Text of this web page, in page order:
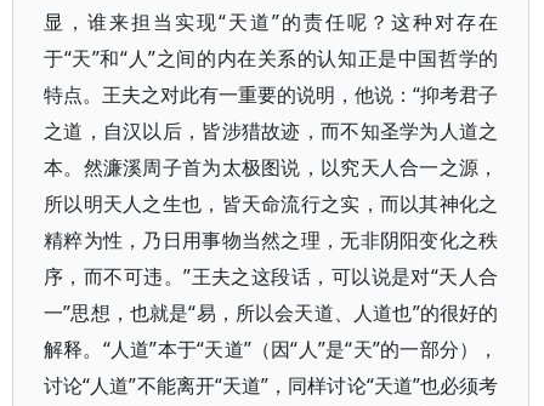
显，谁来担当实现“天道”的责任呢？这种对存在
于“天”和“人”之间的内在关系的认知正是中国哲学的
特点。王夫之对此有一重要的说明，他说：“抑考君子
之道，自汉以后，皆涉猎故迹，而不知圣学为人道之
本。然濂溪周子首为太极图说，以究天人合一之源，
所以明天人之生也，皆天命流行之实，而以其神化之
精粹为性，乃日用事物当然之理，无非阴阳变化之秩
序，而不可违。”王夫之这段话，可以说是对“天人合
一”思想，也就是“易，所以会天道、人道也”的很好的
解释。“人道”本于“天道”（因“人”是“天”的一部分），
讨论“人道”不能离开“天道”，同样讨论“天道”也必须考